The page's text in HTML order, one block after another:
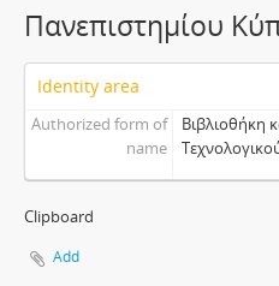
Πανεπιστημίου
Identity area
Authorized form of
name
Βιβλιοθήκη
Clipboard
Add